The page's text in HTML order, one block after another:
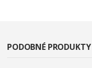
PODOBNÉ PRODUKTY